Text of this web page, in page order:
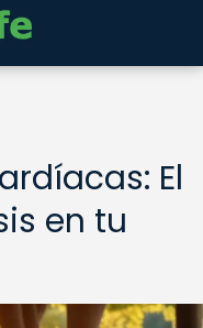
El
en tu